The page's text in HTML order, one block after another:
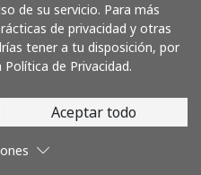
de su servicio. Para más
de privacidad y otras
tener a tu disposición, por
de Privacidad.
Aceptar todo